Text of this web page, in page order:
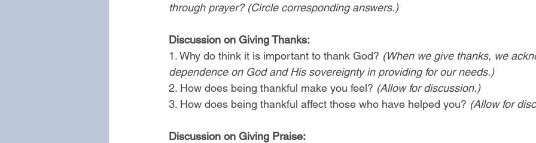
through prayer? (Circle corresponding answers.)
Discussion on Giving Thanks:
1. Why do think it is important to thank God? (When we give thanks, we
dependence on God and His sovereignty in providing for our needs.)
2. How does being thankful make you feel? (Allow for discussion.)
3. How does being thankful affect those who have helped you? (Allow for
Discussion on Giving Praise: